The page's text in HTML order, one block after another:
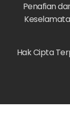
Penafian
Hak Cipta